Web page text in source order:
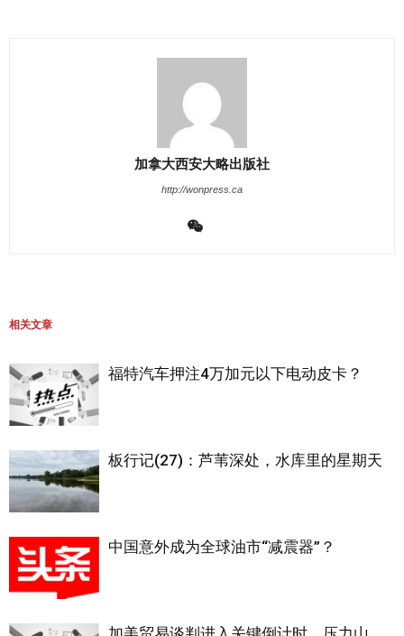
加拿大西安大略出版社
http://wonpress.ca
相关文章
福特汽车押注4万加元以下电动皮卡？
板行记(27)：芦苇深处，水库里的星期天
中国意外成为全球油市“减震器”？